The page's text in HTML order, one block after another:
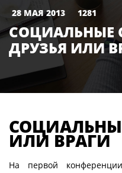
28 МАЯ 2013 1281
СОЦИАЛЬНЫЕ
ДРУЗЬЯ ИЛИ
ИЛИ ВРАГИ
На первой